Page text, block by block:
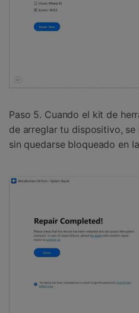
Paso 5. Cuando el kit de
de arreglar tu dispositivo,
sin quedarse bloqueado en